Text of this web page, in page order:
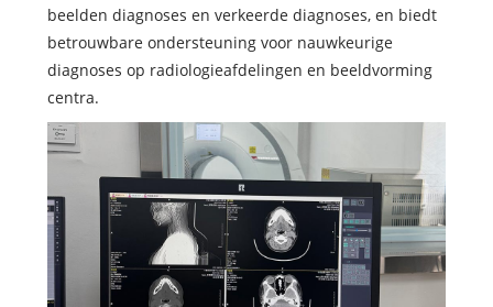
beelden diagnoses en verkeerde diagnoses, en biedt
betrouwbare ondersteuning voor nauwkeurige
diagnoses op radiologieafdelingen en beeldvorming
centra.